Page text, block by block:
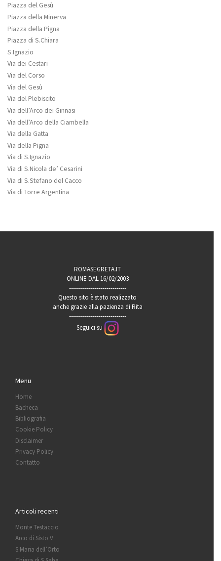
Piazza del Gesù
Piazza della Minerva
Piazza della Pigna
Piazza di S.Chiara
S.Ignazio
Via dei Cestari
Via del Corso
Via del Gesù
Via del Plebiscito
Via dell’Arco dei Ginnasi
Via dell’Arco della Ciambella
Via della Gatta
Via della Pigna
Via di S.Ignazio
Via di S.Nicola de’ Cesarini
Via di S.Stefano del Cacco
Via di Torre Argentina
ROMASEGRETA.IT
ONLINE DAL 16/02/2003
-----------------------------
Questo sito è stato realizzato
anche grazie alla pazienza di Rita
-----------------------------
Seguici su
Menu
Home
Bacheca
Bibliografia
Cookie Policy
Disclaimer
Privacy Policy
Contatto
Articoli recenti
Monte Testaccio
Arco di Sisto V
S.Maria dell’Orto